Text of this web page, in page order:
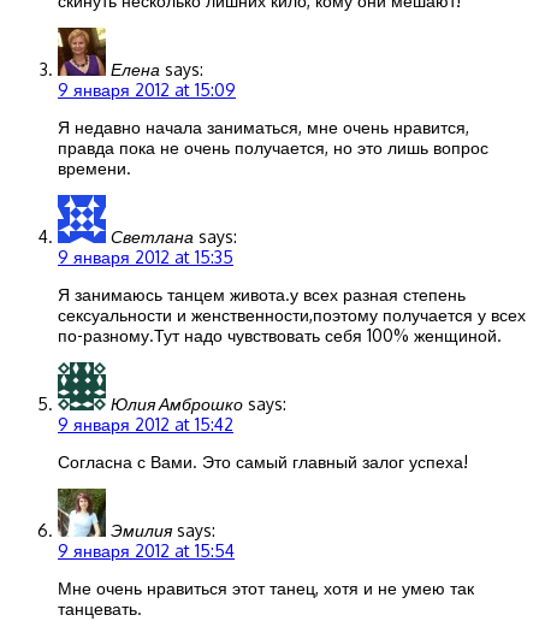
Елена says:
9 января 2012 at 15:09
Я недавно начала заниматься, мне очень нравится,
правда пока не очень получается, но это лишь вопрос
времени.
Светлана says:
9 января 2012 at 15:35
Я занимаюсь танцем живота.у всех разная степень
сексуальности и женственности,поэтому получается у всех
по-разному.Тут надо чувствовать себя 100% женщиной.
Юлия Амброшко says:
9 января 2012 at 15:42
Согласна с Вами. Это самый главный залог успеха!
Эмилия says:
9 января 2012 at 15:54
Мне очень нравиться этот танец, хотя и не умею так
танцевать.